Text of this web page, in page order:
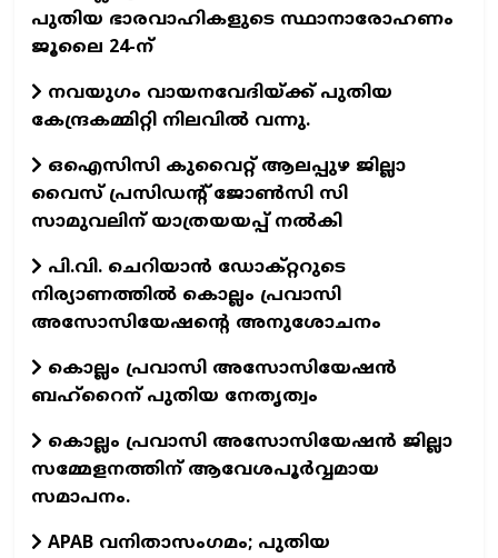
പുതിയ ഭാരവാഹികളുടെ സ്ഥാനാരോഹണം
ജൂലൈ 24-ന്
നവയുഗം വായനവേദിയ്ക്ക് പുതിയ
കേന്ദ്രകമ്മിറ്റി നിലവില്‍ വന്നു.
ഒഐസിസി കുവൈറ്റ് ആലപ്പുഴ ജില്ലാ
വൈസ് പ്രസിഡന്റ് ജോണ്‍സി സി
സാമുവലിന് യാത്രയയപ്പ് നല്‍കി
പി.വി. ചെറിയാന്‍ ഡോക്റ്ററുടെ
നിര്യാണത്തില്‍ കൊല്ലം പ്രവാസി
അസോസിയേഷന്റെ അനുശോചനം
കൊല്ലം പ്രവാസി അസോസിയേഷന്‍
ബഹ്‌റൈന് പുതിയ നേതൃത്വം
കൊല്ലം പ്രവാസി അസോസിയേഷന്‍ ജില്ലാ
സമ്മേളനത്തിന് ആവേശപൂര്‍വ്വമായ
സമാപനം.
APAB വനിതാസംഗമം; പുതിയ